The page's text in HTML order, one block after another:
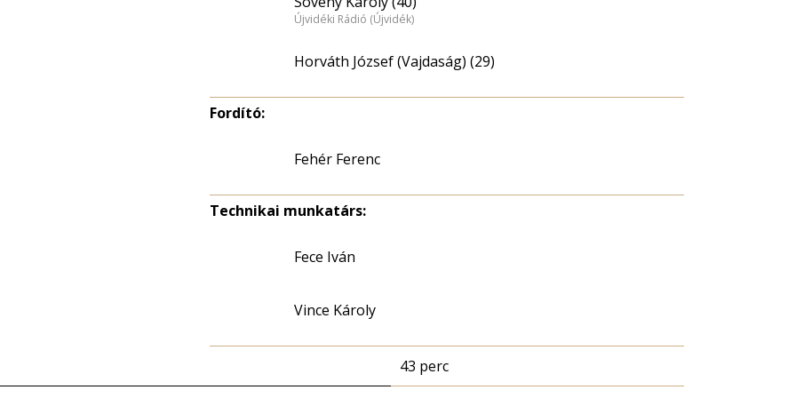
Újvidéki Rádió (Újvidék)
Horváth József (Vajdaság) (29)
Fordító:
Fehér Ferenc
Technikai munkatárs:
Fece Iván
Vince Károly
43 perc